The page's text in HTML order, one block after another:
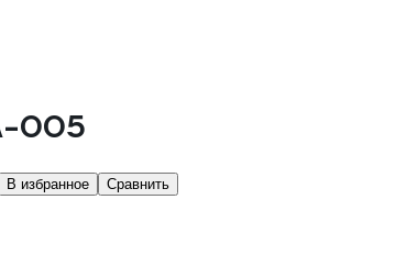
005
В избранное Сравнить